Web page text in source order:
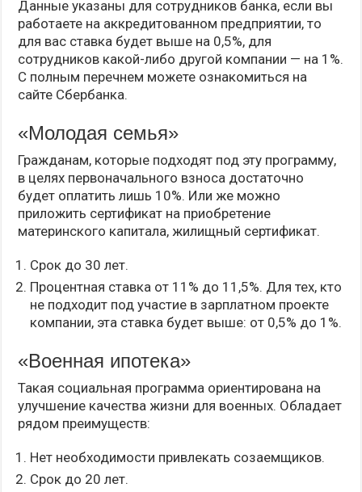
Данные указаны для сотрудников банка, если вы
работаете на аккредитованном предприятии, то
для вас ставка будет выше на 0,5%, для
сотрудников какой-либо другой компании — на 1%.
С полным перечнем можете ознакомиться на
сайте Сбербанка.
«Молодая семья»
Гражданам, которые подходят под эту программу,
в целях первоначального взноса достаточно
будет оплатить лишь 10%. Или же можно
приложить сертификат на приобретение
материнского капитала, жилищный сертификат.
Срок до 30 лет.
Процентная ставка от 11% до 11,5%. Для тех, кто
не подходит под участие в зарплатном проекте
компании, эта ставка будет выше: от 0,5% до 1%.
«Военная ипотека»
Такая социальная программа ориентирована на
улучшение качества жизни для военных. Обладает
рядом преимуществ:
Нет необходимости привлекать созаемщиков.
Срок до 20 лет.